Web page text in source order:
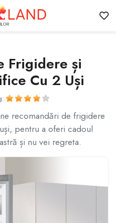
Frigidere și
Cu 2 Uși
recomandări de frigidere
pentru a oferi cadoul
și nu vei regreta.